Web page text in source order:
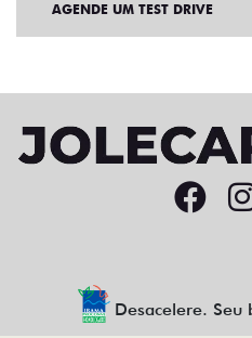
AGENDE UM TEST DRIVE
Desacelere.